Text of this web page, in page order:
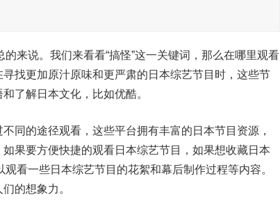
来说。我们来看看“搞怪”这一关键词，那么在哪里观看
找更加原汁原味和更严肃的日本综艺节目时，这些节
了解日本文化，比如优酷。
同的途径观看，这些平台拥有丰富的日本节目资源，
果要方便快捷的观看日本综艺节目，如果想收藏日本
看一些日本综艺节目的花絮和幕后制作过程等内容。
的想象力。